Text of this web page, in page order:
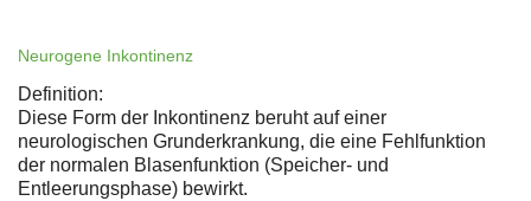
Neurogene Inkontinenz
Definition:
Diese Form der Inkontinenz beruht auf einer
neurologischen Grunderkrankung, die eine Fehlfunktion
der normalen Blasenfunktion (Speicher- und
Entleerungsphase) bewirkt.